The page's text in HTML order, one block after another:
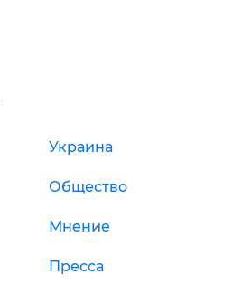
Украина
Общество
Мнение
Пресса